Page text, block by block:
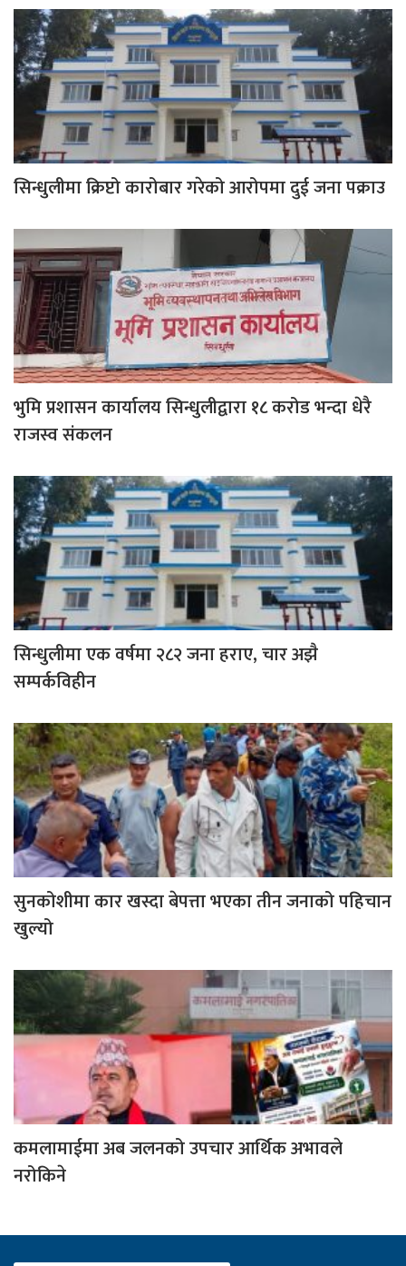
सिन्धुलीमा क्रिप्टो कारोबार गरेको आरोपमा दुई जना पक्राउ
भुमि प्रशासन कार्यालय सिन्धुलीद्वारा १८ करोड भन्दा धेरै
राजस्व संकलन
सिन्धुलीमा एक वर्षमा २८२ जना हराए, चार अझै
सम्पर्कविहीन
सुनकोशीमा कार खस्दा बेपत्ता भएका तीन जनाको पहिचान
खुल्यो
कमलामाईमा अब जलनको उपचार आर्थिक अभावले
नरोकिने